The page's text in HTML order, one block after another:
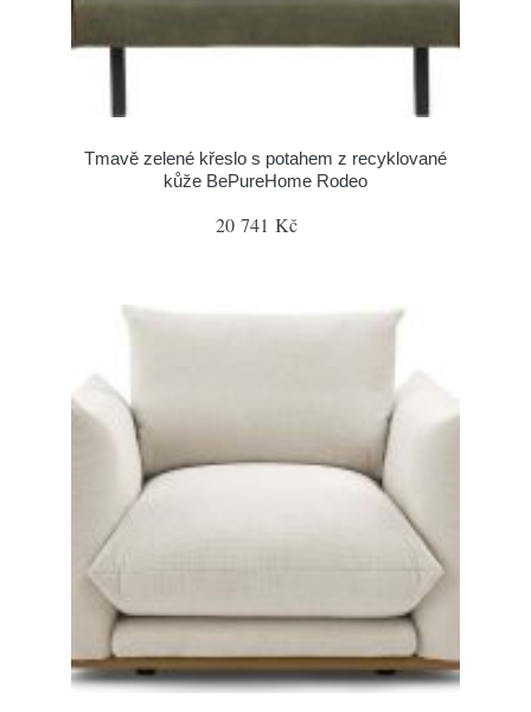
Tmavě zelené křeslo s potahem z recyklované
kůže BePureHome Rodeo
20 741 Kč